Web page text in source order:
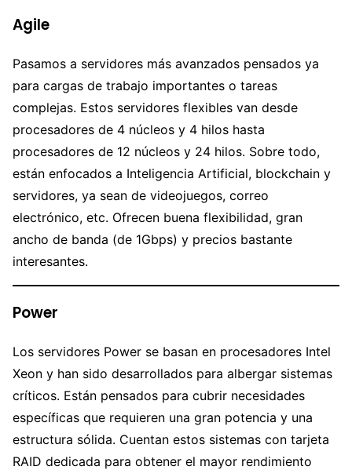
Agile
Pasamos a servidores más avanzados pensados ya
para cargas de trabajo importantes o tareas
complejas. Estos servidores flexibles van desde
procesadores de 4 núcleos y 4 hilos hasta
procesadores de 12 núcleos y 24 hilos. Sobre todo,
están enfocados a Inteligencia Artificial, blockchain y
servidores, ya sean de videojuegos, correo
electrónico, etc. Ofrecen buena flexibilidad, gran
ancho de banda (de 1Gbps) y precios bastante
interesantes.
Power
Los servidores Power se basan en procesadores Intel
Xeon y han sido desarrollados para albergar sistemas
críticos. Están pensados para cubrir necesidades
específicas que requieren una gran potencia y una
estructura sólida. Cuentan estos sistemas con tarjeta
RAID dedicada para obtener el mayor rendimiento